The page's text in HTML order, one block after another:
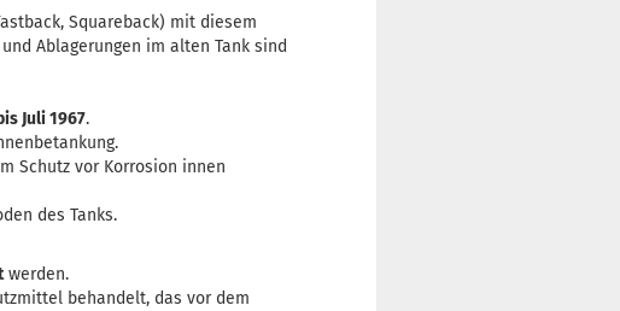
Squareback) mit diesem
Ablagerungen im alten Tank sind
Juli 1967.
Schutz vor Korrosion innen
des Tanks.
werden.
behandelt, das vor dem